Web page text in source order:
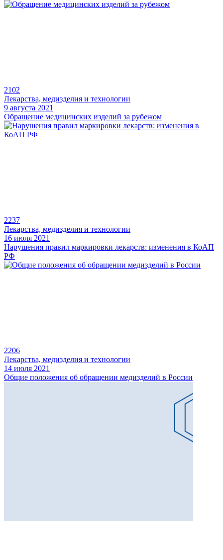
2102
Лекарства, медизделия и технологии
9 августа 2021
Обращение медицинских изделий за рубежом
2237
Лекарства, медизделия и технологии
16 июля 2021
Нарушения правил маркировки лекарств: изменения в КоАП
РФ
2206
Лекарства, медизделия и технологии
14 июля 2021
Общие положения об обращении медизделий в России